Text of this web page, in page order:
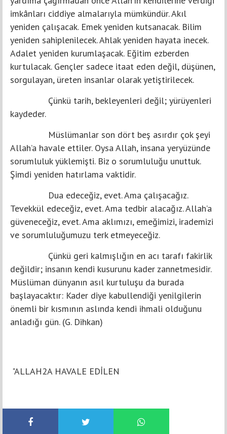
imkânları ciddiye almalarıyla mümkündür. Akıl
yeniden çalışacak. Emek yeniden kutsanacak. Bilim
yeniden sahiplenilecek. Ahlak yeniden hayata inecek.
Adalet yeniden kurumlaşacak. Eğitim ezberden
kurtulacak. Gençler sadece itaat eden değil, düşünen,
sorgulayan, üreten insanlar olarak yetiştirilecek.
Çünkü tarih, bekleyenleri değil; yürüyenleri
kaydeder.
Müslümanlar son dört beş asırdır çok şeyi
Allah’a havale ettiler. Oysa Allah, insana yeryüzünde
sorumluluk yüklemişti. Biz o sorumluluğu unuttuk.
Şimdi yeniden hatırlama vaktidir.
Dua edeceğiz, evet. Ama çalışacağız.
Tevekkül edeceğiz, evet. Ama tedbir alacağız. Allah’a
güveneceğiz, evet. Ama aklımızı, emeğimizi, irademizi
ve sorumluluğumuzu terk etmeyeceğiz.
Çünkü geri kalmışlığın en acı tarafı fakirlik
değildir; insanın kendi kusurunu kader zannetmesidir.
Müslüman dünyanın asıl kurtuluşu da burada
başlayacaktır: Kader diye kabullendiği yenilgilerin
önemli bir kısmının aslında kendi ihmali olduğunu
anladığı gün. (G. Dihkan)
"ALLAH2A HAVALE EDİLEN